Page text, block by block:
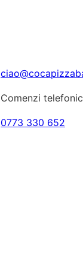
Comenzi
0773 330 652